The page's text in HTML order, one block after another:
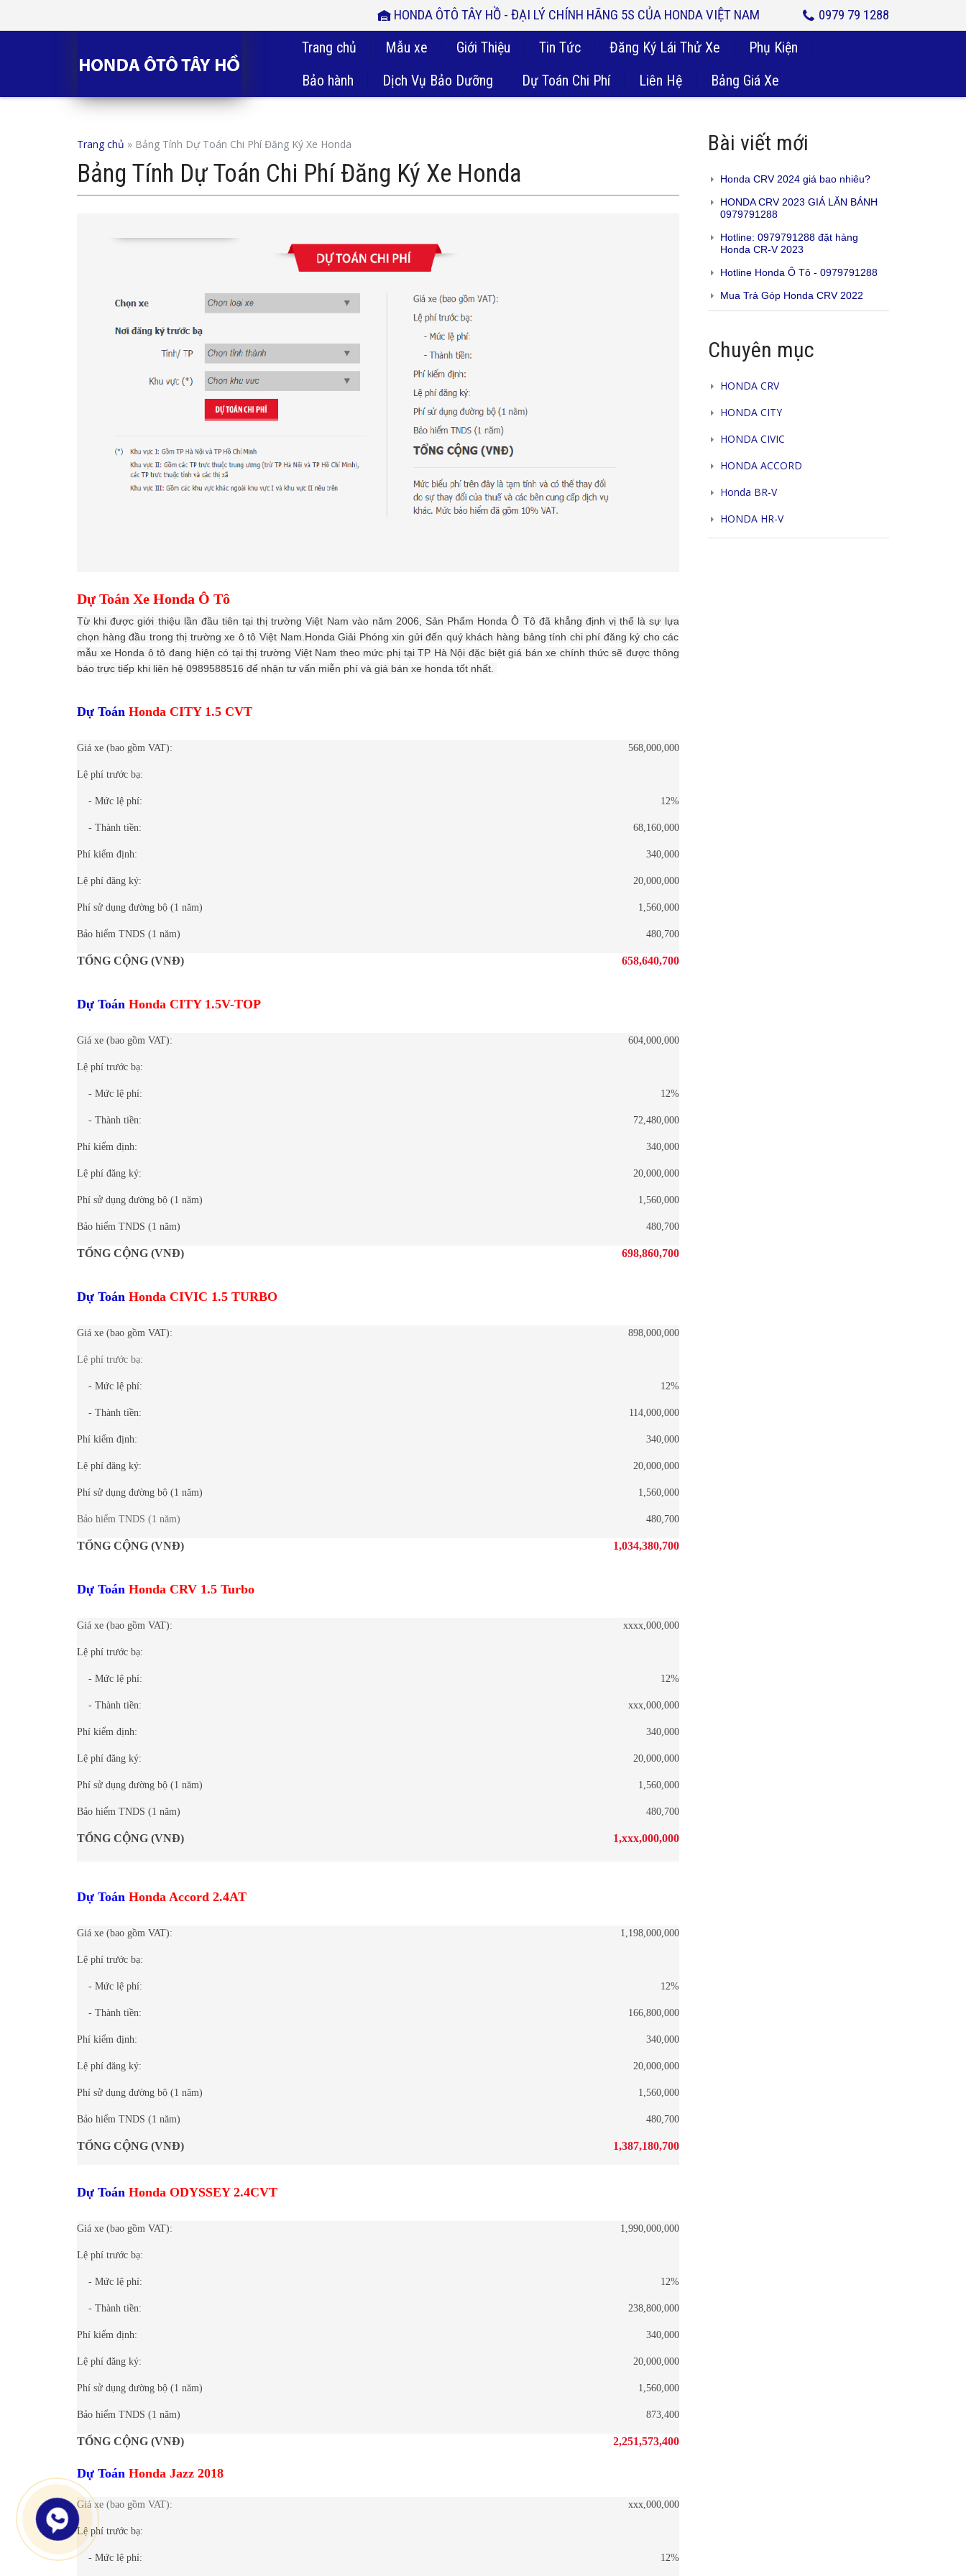
HONDA ÔTÔ TÂY HỒ - ĐẠI LÝ CHÍNH HÃNG 5S CỦA HONDA VIỆT NAM 0979 79 1288
Trang chủ Mẫu xe Giới Thiệu Tin Tức Đăng Ký Lái Thử Xe
Phụ Kiện
Bảo hành
Dịch Vụ Bảo Dưỡng Dự Toán Chi Phí Liên Hệ Bảng Giá Xe
Trang chủ » Bảng Tính Dự Toán Chi Phí Đăng Ký Xe Honda
Bảng Tính Dự Toán Chi Phí Đăng Ký Xe Honda
Dự Toán Xe Honda Ô Tô
Từ khi được giới thiệu lần đầu tiên tại thị trường Việt Nam vào năm 2006, Sản Phẩm Honda Ô Tô đã khẳng định vị thế là sự lựa
chọn hàng đầu trong thị trường xe ô tô Việt Nam.Honda Giải Phóng xin gửi đến quý khách hàng bảng tính chi phí đăng ký cho các
mẫu xe Honda ô tô đang hiện có tại thị trường Việt Nam theo mức phị tại TP Hà Nội đặc biệt giá bán xe chính thức sẽ được thông
báo trực tiếp khi liên hệ 0989588516 để nhận tư vấn miễn phí và giá bán xe honda tốt nhất.
Dự Toán Honda CITY 1.5 CVT
Giá xe (bao gồm VAT): 568,000,000
Lệ phí trước bạ:
- Mức lệ phí: 12%
- Thành tiền: 68,160,000
Phí kiểm định: 340,000
Lệ phí đăng ký: 20,000,000
Phí sử dụng đường bộ (1 năm) 1,560,000
Bảo hiểm TNDS (1 năm) 480,700
TỔNG CỘNG (VNĐ) 658,640,700
Dự Toán Honda CITY 1.5V-TOP
Giá xe (bao gồm VAT): 604,000,000
Lệ phí trước bạ:
- Mức lệ phí: 12%
- Thành tiền: 72,480,000
Phí kiểm định: 340,000
Lệ phí đăng ký: 20,000,000
Phí sử dụng đường bộ (1 năm) 1,560,000
Bảo hiểm TNDS (1 năm) 480,700
TỔNG CỘNG (VNĐ) 698,860,700
Dự Toán Honda CIVIC 1.5 TURBO
Giá xe (bao gồm VAT): 898,000,000
Lệ phí trước bạ:
- Mức lệ phí: 12%
- Thành tiền: 114,000,000
Phí kiểm định: 340,000
Lệ phí đăng ký: 20,000,000
Phí sử dụng đường bộ (1 năm) 1,560,000
Bảo hiểm TNDS (1 năm) 480,700
TỔNG CỘNG (VNĐ) 1,034,380,700
Dự Toán Honda CRV 1.5 Turbo
Giá xe (bao gồm VAT): xxxx,000,000
Lệ phí trước bạ:
- Mức lệ phí: 12%
- Thành tiền: xxx,000,000
Phí kiểm định: 340,000
Lệ phí đăng ký: 20,000,000
Phí sử dụng đường bộ (1 năm) 1,560,000
Bảo hiểm TNDS (1 năm) 480,700
TỔNG CỘNG (VNĐ) 1,xxx,000,000
Dự Toán Honda Accord 2.4AT
Giá xe (bao gồm VAT): 1,198,000,000
Lệ phí trước bạ:
- Mức lệ phí: 12%
- Thành tiền: 166,800,000
Phí kiểm định: 340,000
Lệ phí đăng ký: 20,000,000
Phí sử dụng đường bộ (1 năm) 1,560,000
Bảo hiểm TNDS (1 năm) 480,700
TỔNG CỘNG (VNĐ) 1,387,180,700
Dự Toán Honda ODYSSEY 2.4CVT
Giá xe (bao gồm VAT): 1,990,000,000
Lệ phí trước bạ:
- Mức lệ phí: 12%
- Thành tiền: 238,800,000
Phí kiểm định: 340,000
Lệ phí đăng ký: 20,000,000
Phí sử dụng đường bộ (1 năm) 1,560,000
Bảo hiểm TNDS (1 năm) 873,400
TỔNG CỘNG (VNĐ) 2,251,573,400
Dự Toán Honda Jazz 2018
Giá xe (bao gồm VAT): xxx,000,000
Lệ phí trước bạ:
- Mức lệ phí: 12%
Bài viết mới
Honda CRV 2024 giá bao nhiêu?
HONDA CRV 2023 GIÁ LĂN BÁNH
0979791288
Hotline: 0979791288 đặt hàng
Honda CR-V 2023
Hotline Honda Ô Tô - 0979791288
Mua Trả Góp Honda CRV 2022
Chuyên mục
HONDA CRV
HONDA CITY
HONDA CIVIC
HONDA ACCORD
Honda BR-V
HONDA HR-V